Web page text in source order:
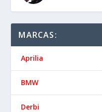
MARCAS:
Aprilia
BMW
Derbi